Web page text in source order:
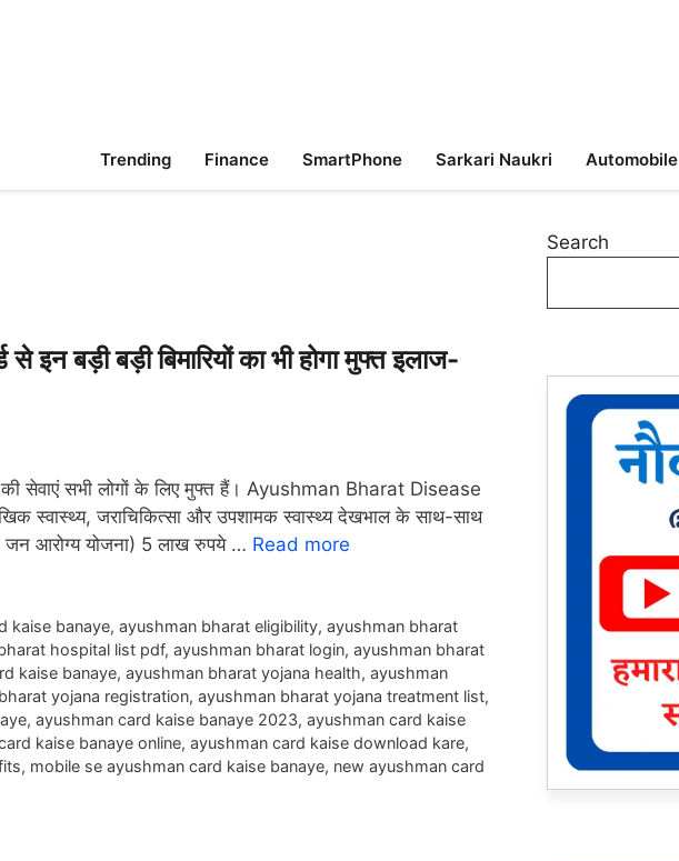
Trending Finance SmartPhone Sarkari Naukri Automobile
बड़ी बड़ी बिमारियों का भी होगा मुफ्त इलाज-
सभी लोगों के लिए मुफ्त हैं। Ayushman Bharat Disease
स्वास्थ्य, जराचिकित्सा और उपशामक स्वास्थ्य देखभाल के साथ-साथ
जन आरोग्य योजना) 5 लाख रुपये … Read more
kaise banaye,ayushman bharat eligibility,ayushman bharat
hospital list pdf, ayushman bharat login, ayushman bharat
kaise banaye, ayushman bharat yojana health, ayushman
yojana registration, ayushman bharat yojana treatment list,
, ayushman card kaise banaye 2023, ayushman card kaise
kaise banaye online, ayushman card kaise download kare,
, mobile se ayushman card kaise banaye, new ayushman card
Search